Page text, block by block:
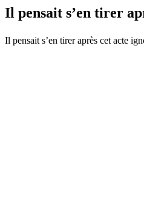
Il pensait s’en tirer
Il pensait s’en tirer après cet acte